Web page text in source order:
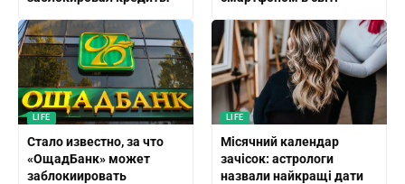
LIFE
Стало известно, за что
«ОщадБанк» может
заблокиировать
LIFE
Місячний календар
зачісок: астрологи
назвали найкращі дати